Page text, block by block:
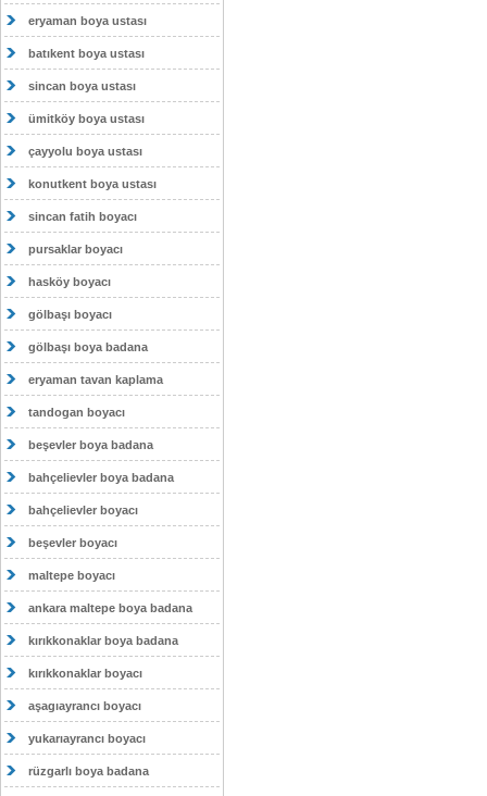
eryaman boya ustası
batıkent boya ustası
sincan boya ustası
ümitköy boya ustası
çayyolu boya ustası
konutkent boya ustası
sincan fatih boyacı
pursaklar boyacı
hasköy boyacı
gölbaşı boyacı
gölbaşı boya badana
eryaman tavan kaplama
tandogan boyacı
beşevler boya badana
bahçelievler boya badana
bahçelievler boyacı
beşevler boyacı
maltepe boyacı
ankara maltepe boya badana
kırıkkonaklar boya badana
kırıkkonaklar boyacı
aşagıayrancı boyacı
yukarıayrancı boyacı
rüzgarlı boya badana